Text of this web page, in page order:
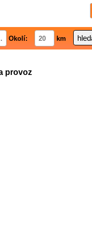
Okolí: km
provoz